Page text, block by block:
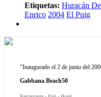
Etiquetas: Huracán
Enrico 2004 El Puig
"Inaugurado el 2 de junio del
Gabbana Beach50